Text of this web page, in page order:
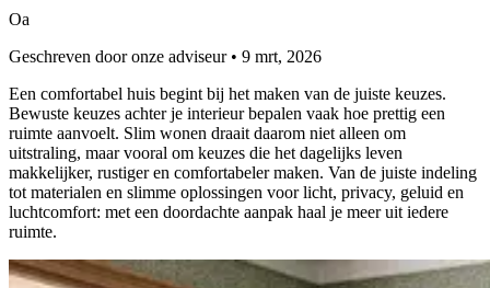
Oa
Geschreven door onze adviseur • 9 mrt, 2026
Een comfortabel huis begint bij het maken van de juiste keuzes.
Bewuste keuzes achter je interieur bepalen vaak hoe prettig een
ruimte aanvoelt. Slim wonen draait daarom niet alleen om
uitstraling, maar vooral om keuzes die het dagelijks leven
makkelijker, rustiger en comfortabeler maken. Van de juiste indeling
tot materialen en slimme oplossingen voor licht, privacy, geluid en
luchtcomfort: met een doordachte aanpak haal je meer uit iedere
ruimte.